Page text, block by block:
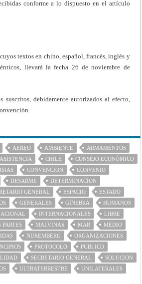
conforme a lo dispuesto en el artículo
textos en chino, español, francés, inglés y
llevará la fecha 26 de noviembre de
debidamente autorizados al efecto,
AEREO AMBIENTE
ARMAMENTOS
ASISTENCIA CHILE
CONSEJO ECONÓMICO
CONVENCION
CONVENIO
DESARME
DETERMINACION
GENERAL ESPACIO
ESTADO
GENERALES GINEBRA
HUMANOS
INTERNACIONALES
LIBRE
PARTES MALVINAS MAR
MEDIO
NUREMBERG
ORGANIZACIONES
PROTOCOLO
PUBLICO
SECRETARIO GENERAL
SOLUCION
ULTRATERRESTRE UNILATERALES